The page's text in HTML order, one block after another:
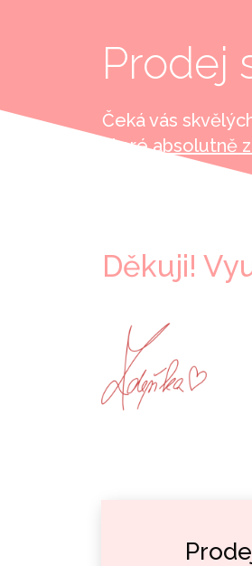
Prodej
Čeká vás
které absolutně
Děkuji!